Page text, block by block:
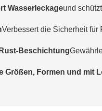
Wasserleckageund
Verbessert die Sicherheit für
Beschichtung
Größen, Formen und mit